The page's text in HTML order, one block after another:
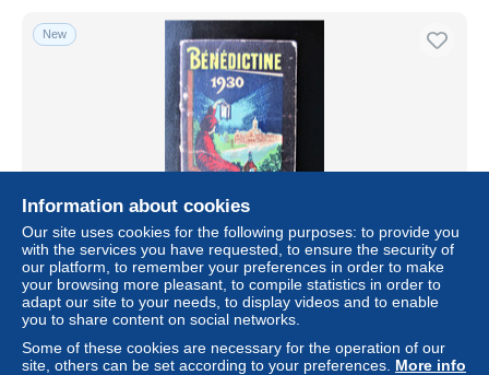
New
AGENDA ALMANACH 1930 - Publicité BENEDICTINE
Ancienne Abbaye de FECAMP - illustration de
CAPPIELLO
± US$4.57
Information about cookies
Our site uses cookies for the following purposes: to provide you
with the services you have requested, to ensure the security of
our platform, to remember your preferences in order to make
your browsing more pleasant, to compile statistics in order to
adapt our site to your needs, to display videos and to enable
you to share content on social networks.
Some of these cookies are necessary for the operation of our
site, others can be set according to your preferences. More info